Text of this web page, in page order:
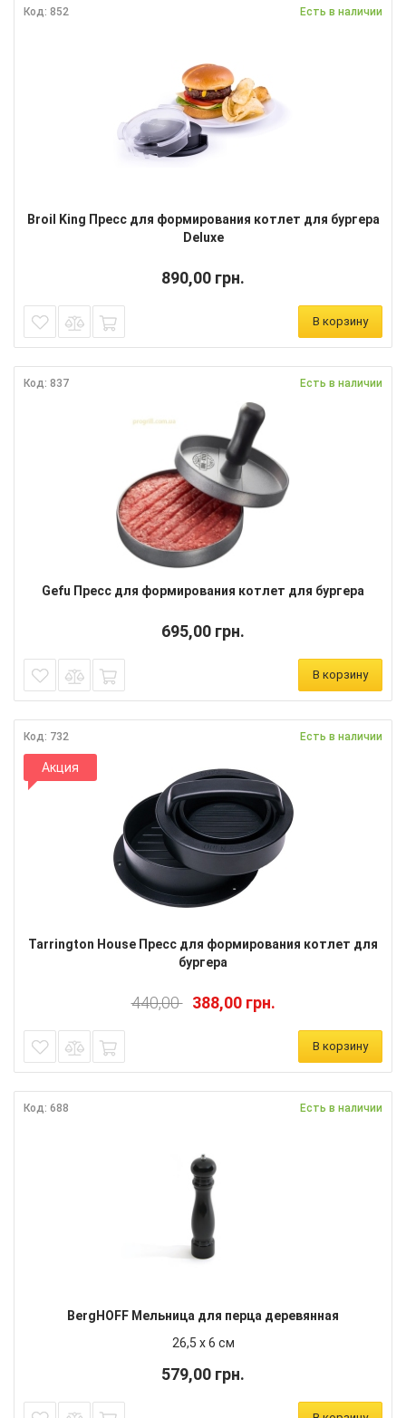
Код: 852 Есть в наличии
Broil King Пресс для формирования котлет для бургера
Deluxe
890,00 грн.
В корзину
Код: 837 Есть в наличии
Gefu Пресс для формирования котлет для бургера
695,00 грн.
В корзину
Код: 732 Есть в наличии
Акция
Tarrington House Пресс для формирования котлет для
бургера
440,00 388,00 грн.
В корзину
Код: 688 Есть в наличии
BergHOFF Мельница для перца деревянная
26,5 x 6 см
579,00 грн.